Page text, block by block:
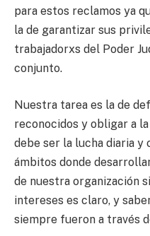
para estos reclamos ya
la de garantizar sus
trabajadorxs del Poder
conjunto.
Nuestra tarea es la de
reconocidos y obligar a
debe ser la lucha diaria y
ámbitos donde
de nuestra organización
intereses es claro, y
siempre fueron a través